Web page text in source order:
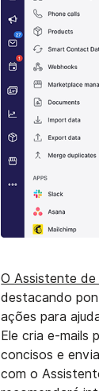
O Assistente
destacando
ações para
Ele cria e-mails
concisos e
com o